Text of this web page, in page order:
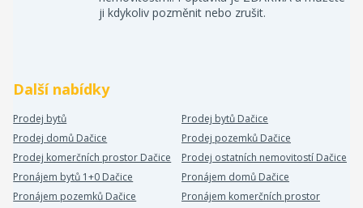
ji kdykoliv pozměnit nebo zrušit.
Další nabídky
Prodej bytů
Prodej bytů Dačice
Prodej domů Dačice
Prodej pozemků Dačice
Prodej komerčních prostor Dačice
Prodej ostatních nemovitostí Dačice
Pronájem bytů 1+0 Dačice
Pronájem domů Dačice
Pronájem pozemků Dačice
Pronájem komerčních prostor